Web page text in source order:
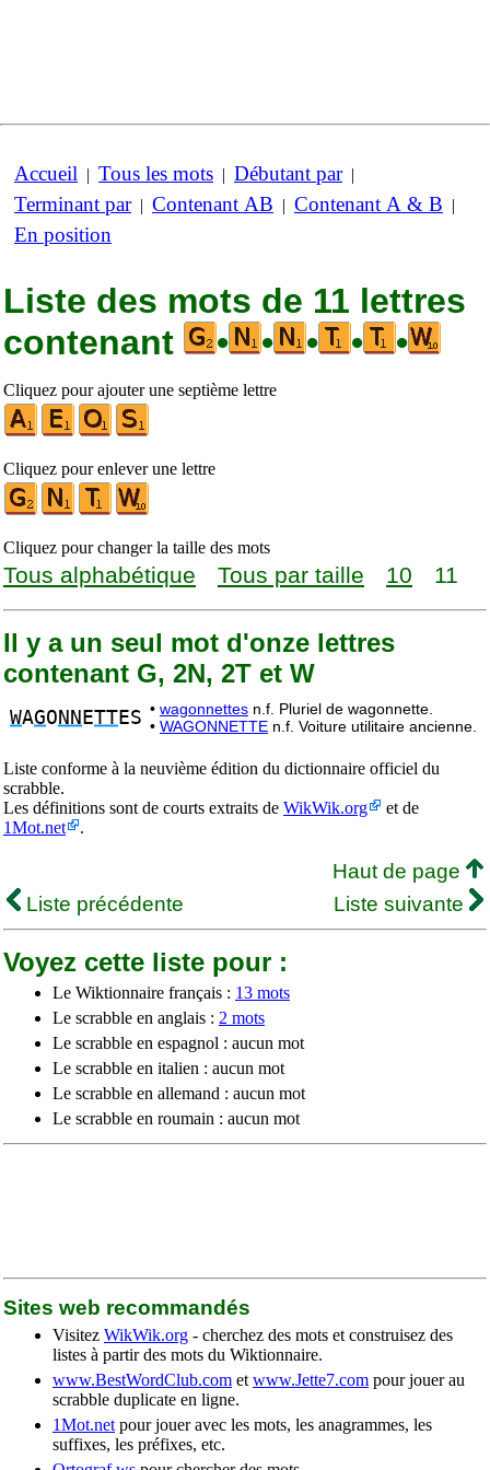
Accueil | Tous les mots | Débutant par|
Terminant par| Contenant AB | Contenant A & B |
En position
Liste des mots de 11 lettres
contenant
• • • • •
Cliquez pour ajouter une septième lettre
Cliquez pour enlever une lettre
Cliquez pour changer la taille des mots
Tous alphabétique Tous par taille 10 11
Il y a un seul mot d'onze lettres
contenant G, 2N, 2T et W
WAGO NN ETTES • wagonnettes n.f. Pluriel de wagonnette.
• WAGONNETTE n.f. Voiture utilitaire ancienne.
Liste conforme à la neuvième édition du dictionnaire officiel du
scrabble.
Les définitions sont de courts extraits de WikWik.org
et de
1Mot.net
.
Haut de page
Liste précédente
Liste suivante
Voyez cette liste pour :
Le Wiktionnaire français : 13 mots
Le scrabble en anglais : 2 mots
Le scrabble en espagnol : aucun mot
Le scrabble en italien : aucun mot
Le scrabble en allemand : aucun mot
Le scrabble en roumain : aucun mot
Sites web recommandés
Visitez WikWik.org - cherchez des mots et construisez des
listes à partir des mots du Wiktionnaire.
www.BestWordClub.com et www.Jette7.com pour jouer au
scrabble duplicate en ligne.
1Mot.net pour jouer avec les mots, les anagrammes, les
suffixes, les préfixes, etc.